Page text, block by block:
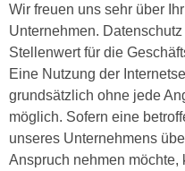
Wir freuen uns sehr über
Unternehmen.
Stellenwert für die
Eine Nutzung der
grundsätzlich ohne jede
möglich. Sofern eine
unseres Unternehmens
Anspruch nehmen möchte,